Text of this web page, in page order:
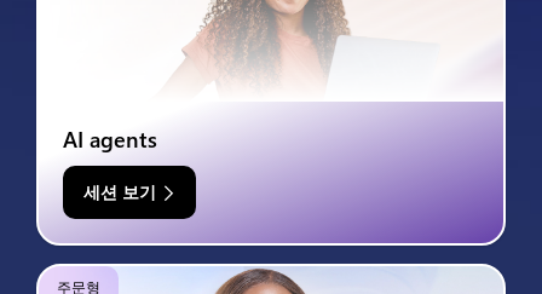
AI agents
세션 보기
주문형